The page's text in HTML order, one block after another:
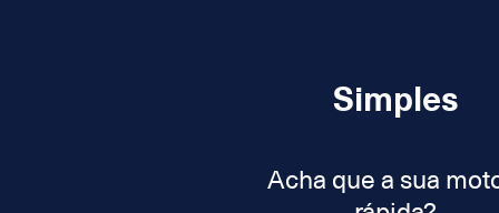
Simples
Acha que a sua